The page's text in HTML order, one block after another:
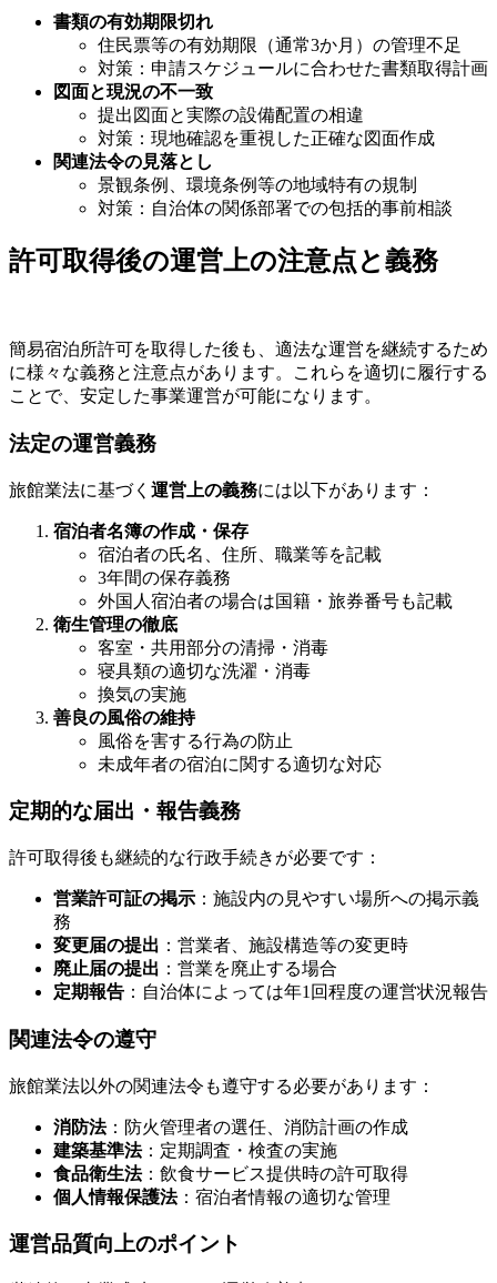
書類の有効期限切れ
住民票等の有効期限（通常3か月）の管理不足
対策：申請スケジュールに合わせた書類取得計画
図面と現況の不一致
提出図面と実際の設備配置の相違
対策：現地確認を重視した正確な図面作成
関連法令の見落とし
景観条例、環境条例等の地域特有の規制
対策：自治体の関係部署での包括的事前相談
許可取得後の運営上の注意点と義務
簡易宿泊所許可を取得した後も、適法な運営を継続するため
に様々な義務と注意点があります。これらを適切に履行する
ことで、安定した事業運営が可能になります。
法定の運営義務
旅館業法に基づく 運営上の義務には以下があります：
宿泊者名簿の作成・保存
宿泊者の氏名、住所、職業等を記載
3年間の保存義務
外国人宿泊者の場合は国籍・旅券番号も記載
衛生管理の徹底
客室・共用部分の清掃・消毒
寝具類の適切な洗濯・消毒
換気の実施
善良の風俗の維持
風俗を害する行為の防止
未成年者の宿泊に関する適切な対応
定期的な届出・報告義務
許可取得後も継続的な行政手続きが必要です：
営業許可証の掲示 ：施設内の見やすい場所への掲示義
務
変更届の提出 ：営業者、施設構造等の変更時
廃止届の提出 ：営業を廃止する場合
定期報告 ：自治体によっては年1回程度の運営状況報告
関連法令の遵守
旅館業法以外の関連法令も遵守する必要があります：
消防法：防火管理者の選任、消防計画の作成
建築基準法：定期調査・検査の実施
食品衛生法：飲食サービス提供時の許可取得
個人情報保護法：宿泊者情報の適切な管理
運営品質向上のポイント